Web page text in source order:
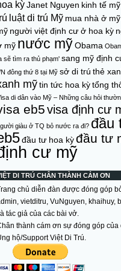
kỳJanet Nguyen kinh tế mỹ
luật di trú Mỹ mua nhà ở mỹ
người việt định cư ở hoa kỳ
mỹ nước mỹObama
sẽ tìm ra thủ phạm' sang mỹ định
đông thứ 8 tại Mỹ sở di trú thẻ
mỹtin tức hoa kỳtổng
di dân vào Mỹ – Những câu hỏi
eb5visa định cư
giàu ở TQ bỏ nước ra đi? đầu
đầu tư hoa kỳđầu tư
cư mỹ
DI TRÚ CHÂN THÀNH CẢM ƠN
chủ diễn đàn được đóng góp
vietditru, VuNguyen, khaihuy,
tác giả của các bài vở.
thành cám ơn sự đóng góp của
hộ/Support Việt Di Trú.